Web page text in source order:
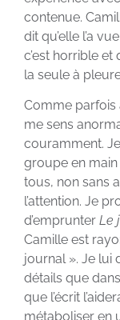
contenue.
dit qu’elle l’a
c’est horrible
la seule à
Comme parfois
me sens
couramment.
groupe en main
tous, non sans
l’attention. Je
d’emprunter Le
Camille est
journal ». Je lui
détails que
que l’écrit
métaboliser en